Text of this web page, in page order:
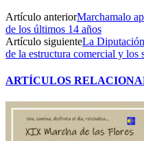
Artículo anteriorMarchamalo
de los últimos 14 años
Artículo siguienteLa
de la estructura comercial y los
ARTÍCULOS